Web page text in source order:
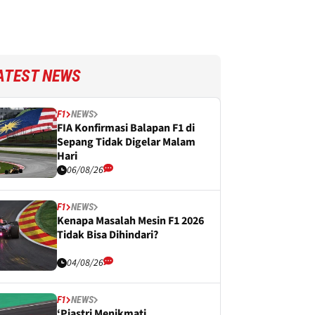
NEWS
F1 NEWS
FIA Konfirmasi Balapan F1 di
Sepang Tidak Digelar Malam
Hari
06/08/26
F1 NEWS
Kenapa Masalah Mesin F1 2026
Tidak Bisa Dihindari?
04/08/26
F1 NEWS